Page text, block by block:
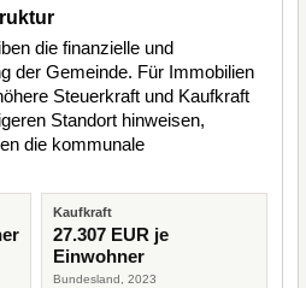
die finanzielle und
der Gemeinde. Für Immobilien
Steuerkraft und Kaufkraft
Standort hinweisen,
die kommunale
Kaufkraft
27.307 EUR je
Einwohner
Bundesland, 2023